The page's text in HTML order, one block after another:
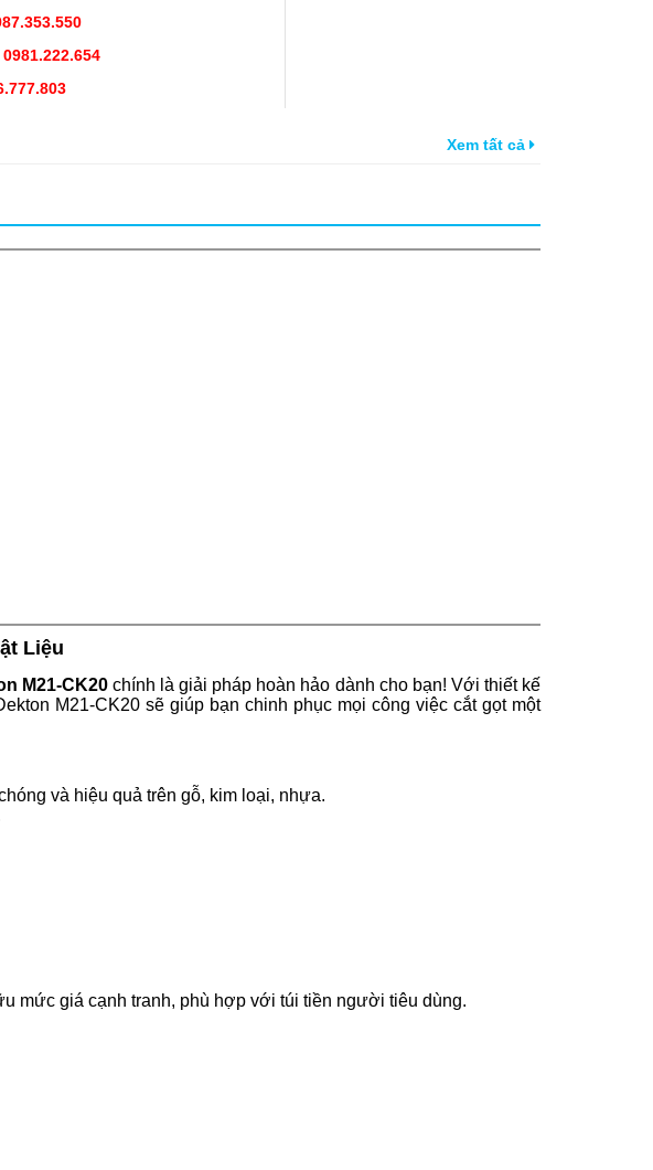
0981.222.654
Xem tất cả
Liệu
M21-CK20chính là giải pháp hoàn hảo dành cho bạn! Với thiết kế
M21-CK20 sẽ giúp bạn chinh phục mọi công việc cắt gọt một
và hiệu quả trên gỗ, kim loại, nhựa.
mức giá cạnh tranh, phù hợp với túi tiền người tiêu dùng.